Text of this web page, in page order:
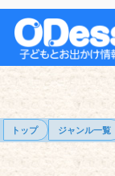
トップ ジャンル一覧